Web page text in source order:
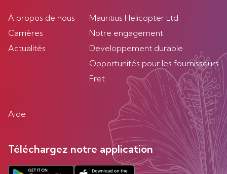
À propos de nous
Carrières
Actualités
Mauritius Helicopter Ltd
Notre engagement
Developpement durable
Opportunités pour les fournisseurs
Fret
Aide
Téléchargez notre application